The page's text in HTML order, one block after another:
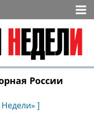
России
]